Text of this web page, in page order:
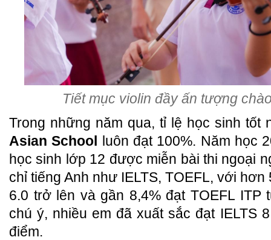
Tiết mục violin đầy ấn tượng
Trong những năm qua, tỉ lệ học sinh tốt
Asian School luôn đạt 100%. Năm học
học sinh lớp 12 được miễn bài thi ngoại
chỉ tiếng Anh như IELTS, TOEFL, với
6.0 trở lên và gần 8,4% đạt TOEFL
chú ý, nhiều em đã xuất sắc đạt IELTS
điểm.